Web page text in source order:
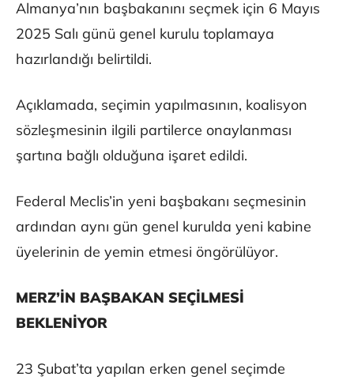
Almanya’nın başbakanını seçmek için 6 Mayıs
2025 Salı günü genel kurulu toplamaya
hazırlandığı belirtildi.
Açıklamada, seçimin yapılmasının, koalisyon
sözleşmesinin ilgili partilerce onaylanması
şartına bağlı olduğuna işaret edildi.
Federal Meclis’in yeni başbakanı seçmesinin
ardından aynı gün genel kurulda yeni kabine
üyelerinin de yemin etmesi öngörülüyor.
MERZ’İN BAŞBAKAN SEÇİLMESİ
BEKLENİYOR
23 Şubat’ta yapılan erken genel seçimde